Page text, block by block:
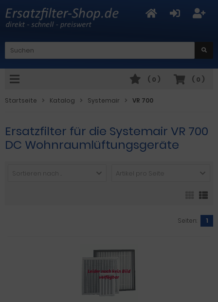
( 0 )
( 0 )
Startseite Katalog Systemair VR 700
Ersatzfilter für die Systemair VR 700
DC Wohnraumlüftungsgeräte
Sortieren nach ... Artikel pro Seite
Seiten: 1